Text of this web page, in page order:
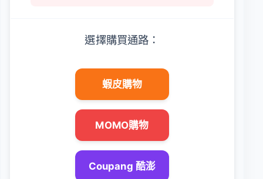
選擇購買通路：
蝦皮購物
MOMO購物
Coupang 酷澎